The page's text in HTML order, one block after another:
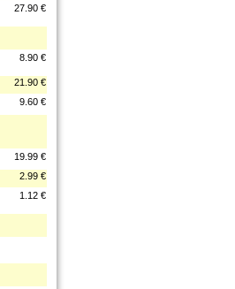
27.90 €
8.90 €
21.90 €
9.60 €
19.99 €
2.99 €
1.12 €